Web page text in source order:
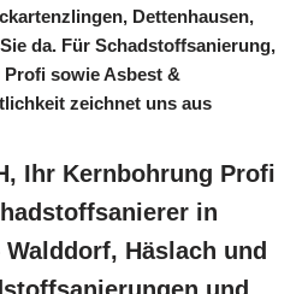
Dettenhausen,
da. Für Schadstoffsanierung,
sowie Asbest &
zeichnet uns aus
Ihr Kernbohrung Profi
in
Häslach und